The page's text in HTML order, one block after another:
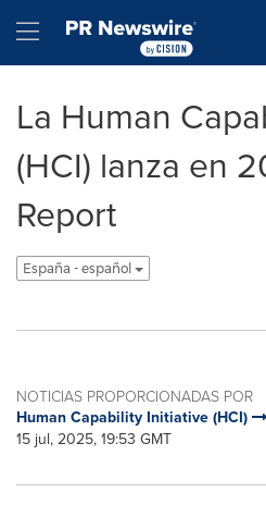
Hamburger menu
La Human
(HCI) lanza en
Report
España - español
NOTICIAS PROPORCIONADAS POR
Human Capability Initiative (HCI)
15 jul, 2025, 19:53 GMT